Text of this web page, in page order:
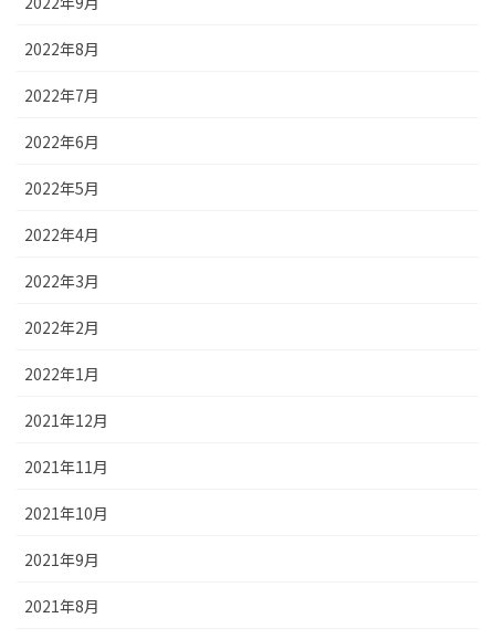
2022年8月
2022年7月
2022年6月
2022年5月
2022年4月
2022年3月
2022年2月
2022年1月
2021年12月
2021年11月
2021年10月
2021年9月
2021年8月